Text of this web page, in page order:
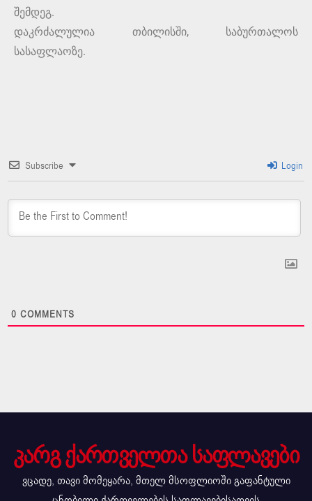
შემდეგ.
დაკრძალულია თბილისში, საბურთალოს
სასაფლაოზე.
Subscribe Login
0 COMMENTS
კარგ ქართველთა საფლავები
ვცადე, თავი მომეყარა, მთელ მსოფლიოში გაფანტული